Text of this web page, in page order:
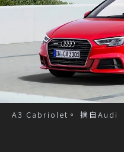
A3 Cabriolet。 摘自Audi